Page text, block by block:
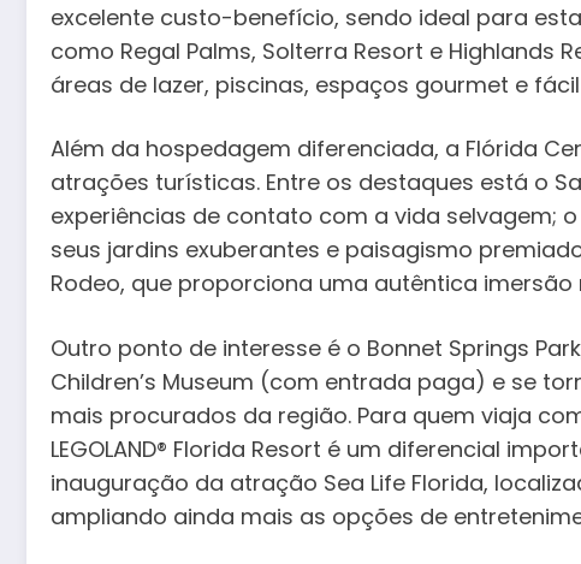
excelente custo-benefício, sendo ideal para
como Regal Palms, Solterra Resort e Highlands
áreas de lazer, piscinas, espaços gourmet e
Além da hospedagem diferenciada, a Flórida
atrações turísticas. Entre os destaques está o
experiências de contato com a vida selvagem;
seus jardins exuberantes e paisagismo
Rodeo, que proporciona uma autêntica
Outro ponto de interesse é o Bonnet Springs
Children’s Museum (com entrada paga) e se
mais procurados da região. Para quem viaja
LEGOLAND® Florida Resort é um diferencial
inauguração da atração Sea Life Florida,
ampliando ainda mais as opções de